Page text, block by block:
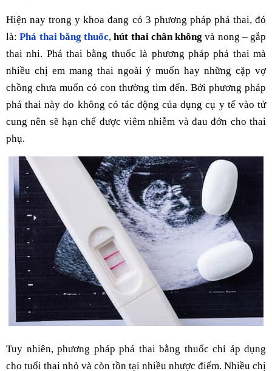
Hiện nay trong y khoa đang có 3 phương pháp phá thai, đó
là:Phá thai bằng thuốc,hút thai chân không và nong – gắp
thai nhi. Phá thai bằng thuốc là phương pháp phá thai mà
nhiều chị em mang thai ngoài ý muốn hay những cặp vợ
chồng chưa muốn có con thường tìm đến. Bởi phương pháp
phá thai này do không có tác động của dụng cụ y tế vào tử
cung nên sẽ hạn chế được viêm nhiễm và đau đớn cho thai
phụ.
Tuy nhiên, phương pháp phá thai bằng thuốc chỉ áp dụng
cho tuổi thai nhỏ và còn tồn tại nhiều nhược điểm. Nhiều chị